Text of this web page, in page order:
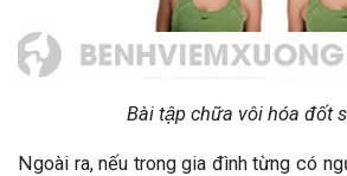
Bài tập chữa vôi hóa đốt
Ngoài ra, nếu trong gia đình từng có